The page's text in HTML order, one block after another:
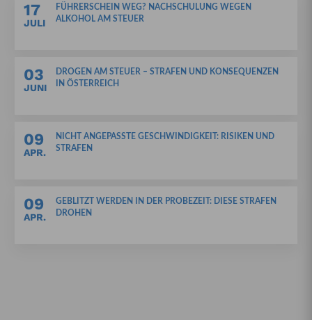
FÜHRERSCHEIN WEG? NACHSCHULUNG WEGEN
ALKOHOL AM STEUER
17
JULI
DROGEN AM STEUER – STRAFEN UND KONSEQUENZEN
IN ÖSTERREICH
03
JUNI
NICHT ANGEPASSTE GESCHWINDIGKEIT: RISIKEN UND
STRAFEN
09
APR.
GEBLITZT WERDEN IN DER PROBEZEIT: DIESE STRAFEN
DROHEN
09
APR.